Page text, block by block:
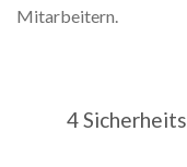
Mitarbeitern.
4